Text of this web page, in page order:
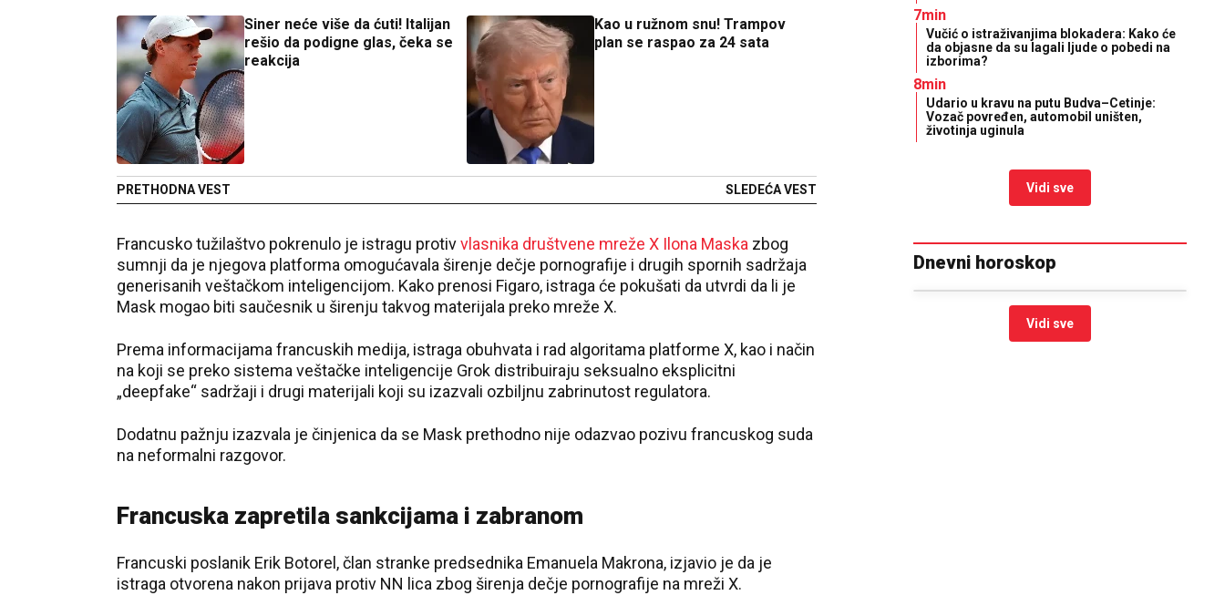
Siner neće više da ćuti! Italijan
rešio da podigne glas, čeka se
reakcija
PRETHODNA VEST
Kao u ružnom snu! Trampov
plan se raspao za 24 sata
SLEDEĆA VEST
Francusko tužilaštvo pokrenulo je istragu protivvlasnika društvene mreže X Ilona Maska zbog
sumnji da je njegova platforma omogućavala širenje dečje pornografije i drugih spornih sadržaja
generisanih veštačkom inteligencijom. Kako prenosi Figaro, istraga će pokušati da utvrdi da li je
Mask mogao biti saučesnik u širenju takvog materijala preko mreže X.
Prema informacijama francuskih medija, istraga obuhvata i rad algoritama platforme X, kao i način
na koji se preko sistema veštačke inteligencije Grok distribuiraju seksualno eksplicitni
„deepfake“ sadržaji i drugi materijali koji su izazvali ozbiljnu zabrinutost regulatora.
Dodatnu pažnju izazvala je činjenica da se Mask prethodno nije odazvao pozivu francuskog suda
na neformalni razgovor.
Francuska zapretila sankcijama i zabranom
Francuski poslanik Erik Botorel, član stranke predsednika Emanuela Makrona, izjavio je da je
istraga otvorena nakon prijava protiv NN lica zbog širenja dečje pornografije na mreži X.
7min
Vučić o istraživanjima blokadera: Kako će
da objasne da su lagali ljude o pobedi na
izborima?
8min
Udario u kravu na putu Budva–Cetinje:
Vozač povređen, automobil uništen,
životinja uginula
Vidi sve
Dnevni horoskop
Vidi sve